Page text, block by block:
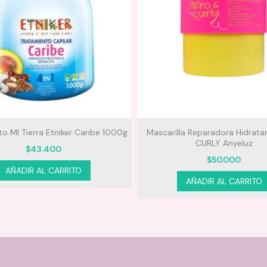
Reparadora Hidratante AFRO
CURLY Anyeluz
$50.000
AÑADIR AL CARRITO
Lama Negra Skala
$30.000
AÑADIR AL CARRITO